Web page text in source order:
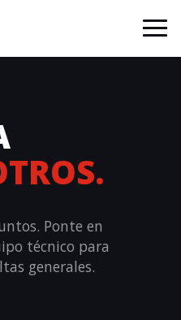
Ponte en
técnico para
generales.